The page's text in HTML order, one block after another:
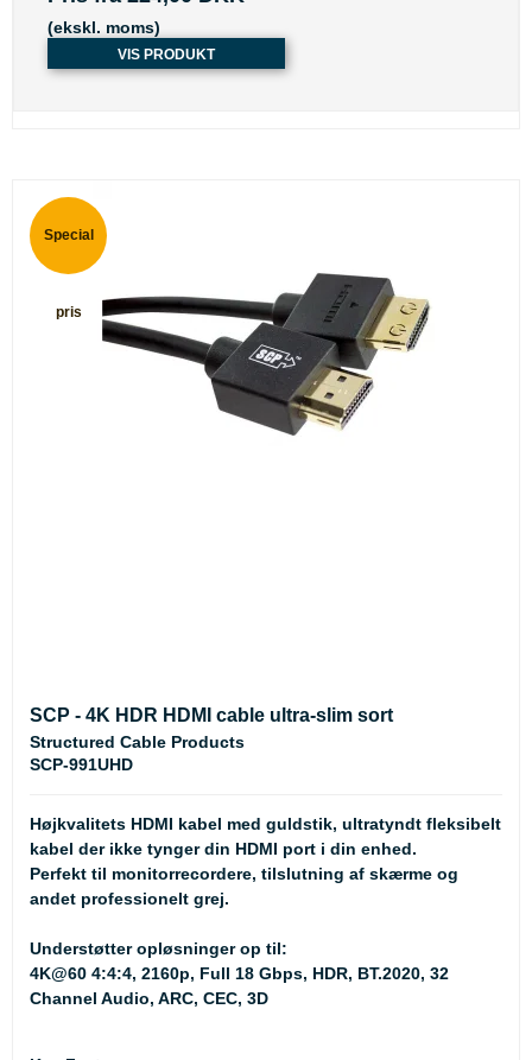
(ekskl. moms)
VIS PRODUKT
Special
pris
SCP - 4K HDR HDMI cable ultra-slim sort
Structured Cable Products
SCP-991UHD
Højkvalitets HDMI kabel med guldstik, ultratyndt fleksibelt
kabel der ikke tynger din HDMI port i din enhed.
Perfekt til monitorrecordere, tilslutning af skærme og
andet professionelt grej.
Understøtter opløsninger op til:
4K@60 4:4:4, 2160p, Full 18 Gbps, HDR, BT.2020, 32
Channel Audio, ARC, CEC, 3D